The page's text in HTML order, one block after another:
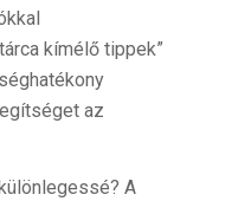
kímélő tippek”
az
A